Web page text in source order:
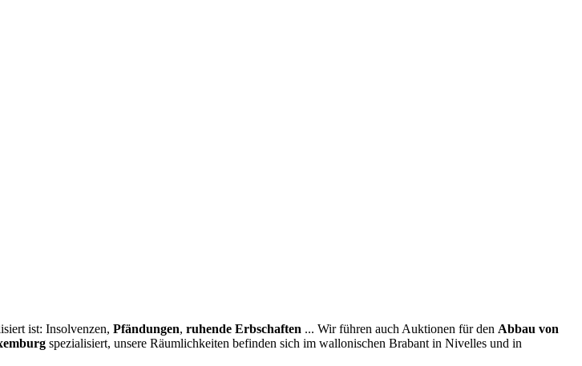
ist: Insolvenzen, Pfändungen, ruhende Erbschaften ... Wir führen auch Auktionen für den Abbau von
spezialisiert, unsere Räumlichkeiten befinden sich im wallonischen Brabant in Nivelles und in